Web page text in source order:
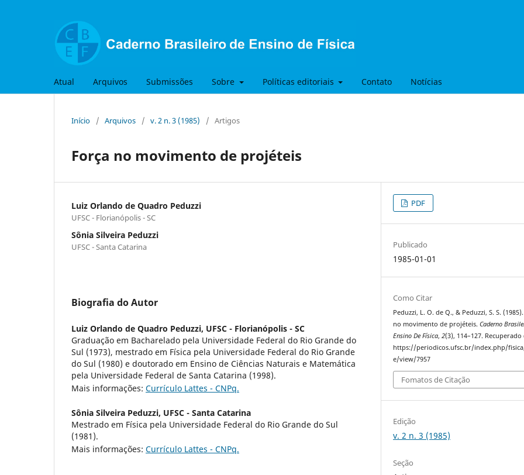
Atual Arquivos Submissões Sobre Políticas editoriais Contato Notícias
Início / Arquivos / v. 2 n. 3 (1985) / Artigos
Força no movimento de projéteis
Luiz Orlando de Quadro Peduzzi
UFSC - Florianópolis - SC
Sônia Silveira Peduzzi
UFSC - Santa Catarina
Biografia do Autor
Luiz Orlando de Quadro Peduzzi, UFSC - Florianópolis - SC
Graduação em Bacharelado pela Universidade Federal do Rio Grande do
Sul (1973), mestrado em Física pela Universidade Federal do Rio Grande
do Sul (1980) e doutorado em Ensino de Ciências Naturais e Matemática
pela Universidade Federal de Santa Catarina (1998).
Mais informações: Currículo Lattes - CNPq.
Sônia Silveira Peduzzi, UFSC - Santa Catarina
Mestrado em Física pela Universidade Federal do Rio Grande do Sul
(1981).
Mais informações: Currículo Lattes - CNPq.
PDF
Publicado
1985-01-01
Como Citar
Peduzzi, L. O. de Q., & Peduzzi, S. S.
no movimento de projéteis.Caderno
Ensino De Física,2(3), 114–127. Recuperado
https://periodicos.ufsc.br/index.php/
e/view/7957
Fomatos de Citação
Edição
v. 2 n. 3 (1985)
Seção